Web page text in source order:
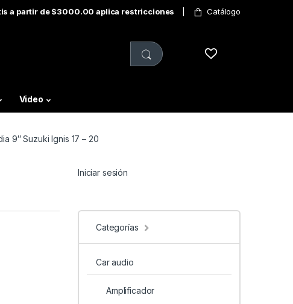
a partir de $3000.00 aplica restricciones Catálogo
Video
9″ Suzuki Ignis 17 – 20
Iniciar sesión
Categorías
Car audio
Amplificador